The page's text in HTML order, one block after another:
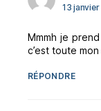
13
Mmmh je
c’est toute
RÉPONDRE